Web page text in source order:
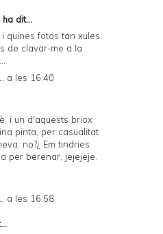
ha dit...
quines fotos tan xules.
de clavar-me a la
a les 16:40
i un d'aquests briox
pinta, per casualitat
no?¿ Em tindries
per berenar, jejejeje.
a les 16:58